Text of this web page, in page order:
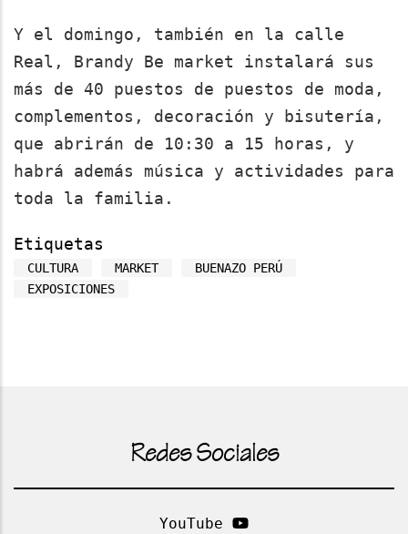
Y el domingo, también en la calle
Real, Brandy Be market instalará sus
más de 40 puestos de puestos de moda,
complementos, decoración y bisutería,
que abrirán de 10:30 a 15 horas, y
habrá además música y actividades para
toda la familia.
Etiquetas
CULTURA MARKET
BUENAZO PERÚ
EXPOSICIONES
Redes Sociales
YouTube